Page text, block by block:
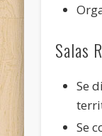
Salas
Se
Se